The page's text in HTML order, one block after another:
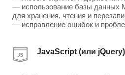
— Любые скрипты и доработки
— использование базы данных
для хранения, чтения и